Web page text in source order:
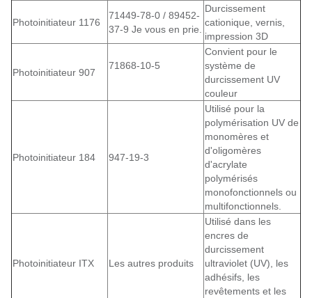
Photoinitiateur 1176
71449-78-0 / 89452-
37-9 Je vous en prie.
Durcissement
cationique, vernis,
impression 3D
Photoinitiateur 907
71868-10-5
Convient pour le
système de
durcissement UV
couleur
Photoinitiateur 184 947-19-3
Utilisé pour la
polymérisation UV de
monomères et
d'oligomères
d'acrylate
polymérisés
monofonctionnels ou
multifonctionnels.
Photoinitiateur ITX Les autres produits
Utilisé dans les
encres de
durcissement
ultraviolet (UV), les
adhésifs, les
revêtements et les